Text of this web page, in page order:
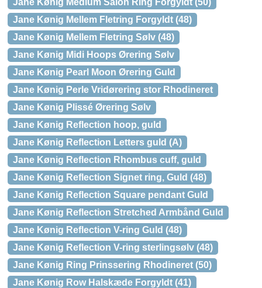
Jane Kønig Medium Salon Ring Forgyldt (50)
Jane Kønig Mellem Fletring Forgyldt (48)
Jane Kønig Mellem Fletring Sølv (48)
Jane Kønig Midi Hoops Ørering Sølv
Jane Kønig Pearl Moon Ørering Guld
Jane Kønig Perle Vridørering stor Rhodineret
Jane Kønig Plissé Ørering Sølv
Jane Kønig Reflection hoop, guld
Jane Kønig Reflection Letters guld (A)
Jane Kønig Reflection Rhombus cuff, guld
Jane Kønig Reflection Signet ring, Guld (48)
Jane Kønig Reflection Square pendant Guld
Jane Kønig Reflection Stretched Armbånd Guld
Jane Kønig Reflection V-ring Guld (48)
Jane Kønig Reflection V-ring sterlingsølv (48)
Jane Kønig Ring Prinssering Rhodineret (50)
Jane Kønig Row Halskæde Forgyldt (41)